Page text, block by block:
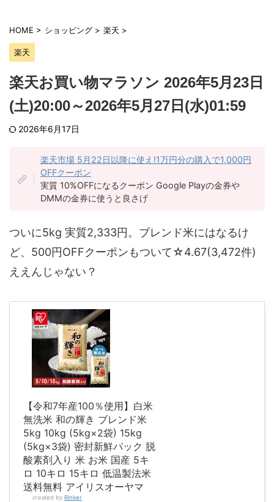
HOME > ショッピング > 楽天 >
楽天
楽天お買い物マラソン 2026年5月23日
(土)20:00～2026年5月27日(水)01:59
2026年6月17日
楽天市場 5月22日以降に使え!1万円分の購入で1,000円
OFFクーポン
実質 10%OFFになるクーポン Google Playの金券や
DMMの金券に使うと良さげ
ついに5kg 実質2,333円。ブレンド米にはなるけ
ど、500円OFFクーポンもついて☆4.67(3,472件)
ええんじゃない？
【令和7年産100％使用】白米
無洗米 和の輝き ブレンド米
5kg 10kg (5kg×2袋) 15kg
(5kg×3袋) 密封新鮮パック 脱
酸素剤入り 米 お米 国産 5キ
ロ 10キロ 15キロ 低温製法米
送料無料 アイリスオーヤマ
created by Rinker